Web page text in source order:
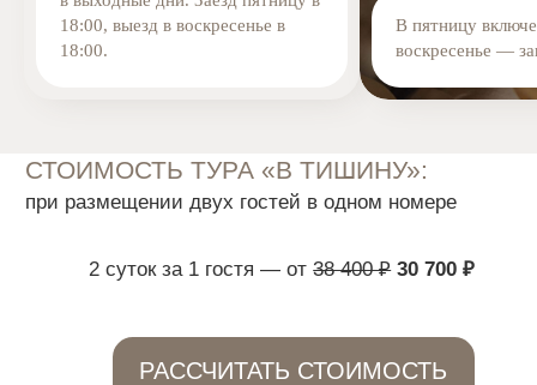
18:00, выезд в воскресенье в
18:00.
В пятницу
воскресенье —